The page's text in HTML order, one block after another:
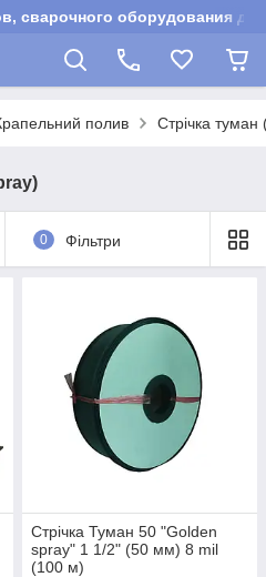
сварочного оборудования
полив Стрічка
0 Фільтри
Стрічка Туман 50 "Golden
spray" 1 1/2" (50 мм) 8 mil
(100 м)